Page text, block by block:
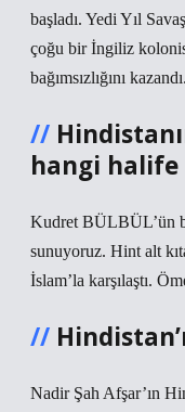
başladı. Yedi Yıl
çoğu bir İngiliz
bağımsızlığını kazandı.
hangi halife
Kudret BÜLBÜL’ün
sunuyoruz. Hint alt
İslam’la karşılaştı.
Nadir Şah Afşar’ın